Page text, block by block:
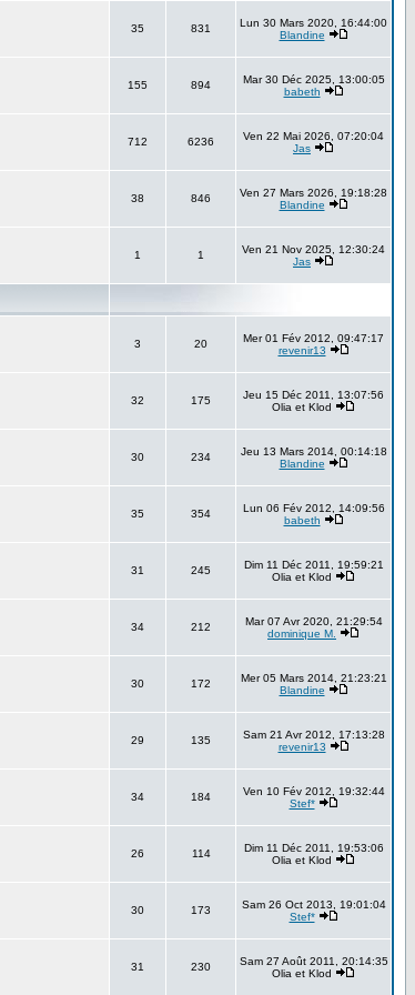
35 831
Lun 30 Mars 2020, 16:44:00
Blandine
155 894
Mar 30 Déc 2025, 13:00:05
babeth
712 6236
Ven 22 Mai 2026, 07:20:04
Jas
38 846
Ven 27 Mars 2026, 19:18:28
Blandine
1 1
Ven 21 Nov 2025, 12:30:24
Jas
3 20
Mer 01 Fév 2012, 09:47:17
revenir13
32 175
Jeu 15 Déc 2011, 13:07:56
Olia et Klod
30 234
Jeu 13 Mars 2014, 00:14:18
Blandine
35 354
Lun 06 Fév 2012, 14:09:56
babeth
31 245
Dim 11 Déc 2011, 19:59:21
Olia et Klod
34 212
Mar 07 Avr 2020, 21:29:54
dominique M.
30 172
Mer 05 Mars 2014, 21:23:21
Blandine
29 135
Sam 21 Avr 2012, 17:13:28
revenir13
34 184
Ven 10 Fév 2012, 19:32:44
Stef*
26 114
Dim 11 Déc 2011, 19:53:06
Olia et Klod
30 173
Sam 26 Oct 2013, 19:01:04
Stef*
31 230
Sam 27 Août 2011, 20:14:35
Olia et Klod